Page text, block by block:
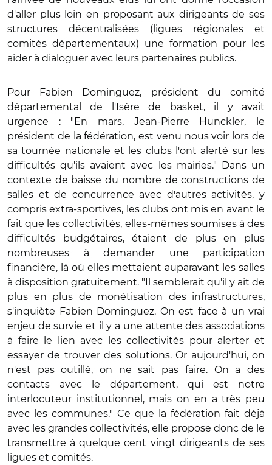
d'aller plus loin en proposant aux dirigeants de ses
structures décentralisées (ligues régionales et
comités départementaux) une formation pour les
aider à dialoguer avec leurs partenaires publics.
Pour Fabien Dominguez, président du comité
départemental de l'Isère de basket, il y avait
urgence : "En mars, Jean-Pierre Hunckler, le
président de la fédération, est venu nous voir lors de
sa tournée nationale et les clubs l'ont alerté sur les
difficultés qu'ils avaient avec les mairies." Dans un
contexte de baisse du nombre de constructions de
salles et de concurrence avec d'autres activités, y
compris extra-sportives, les clubs ont mis en avant le
fait que les collectivités, elles-mêmes soumises à des
difficultés budgétaires, étaient de plus en plus
nombreuses à demander une participation
financière, là où elles mettaient auparavant les salles
à disposition gratuitement. "Il semblerait qu'il y ait de
plus en plus de monétisation des infrastructures,
s'inquiète Fabien Dominguez. On est face à un vrai
enjeu de survie et il y a une attente des associations
à faire le lien avec les collectivités pour alerter et
essayer de trouver des solutions. Or aujourd'hui, on
n'est pas outillé, on ne sait pas faire. On a des
contacts avec le département, qui est notre
interlocuteur institutionnel, mais on en a très peu
avec les communes." Ce que la fédération fait déjà
avec les grandes collectivités, elle propose donc de le
transmettre à quelque cent vingt dirigeants de ses
ligues et comités.